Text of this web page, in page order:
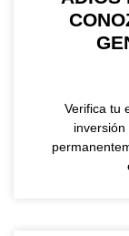
Verifica tu